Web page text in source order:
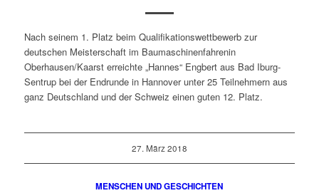
Nach seinem 1. Platz beim Qualifikationswettbewerb zur
deutschen Meisterschaft im Baumaschinenfahrenin
Oberhausen/Kaarst erreichte „Hannes“ Engbert aus Bad Iburg-
Sentrup bei der Endrunde in Hannover unter 25 Teilnehmern aus
ganz Deutschland und der Schweiz einen guten 12. Platz.
27. März 2018
MENSCHEN UND GESCHICHTEN